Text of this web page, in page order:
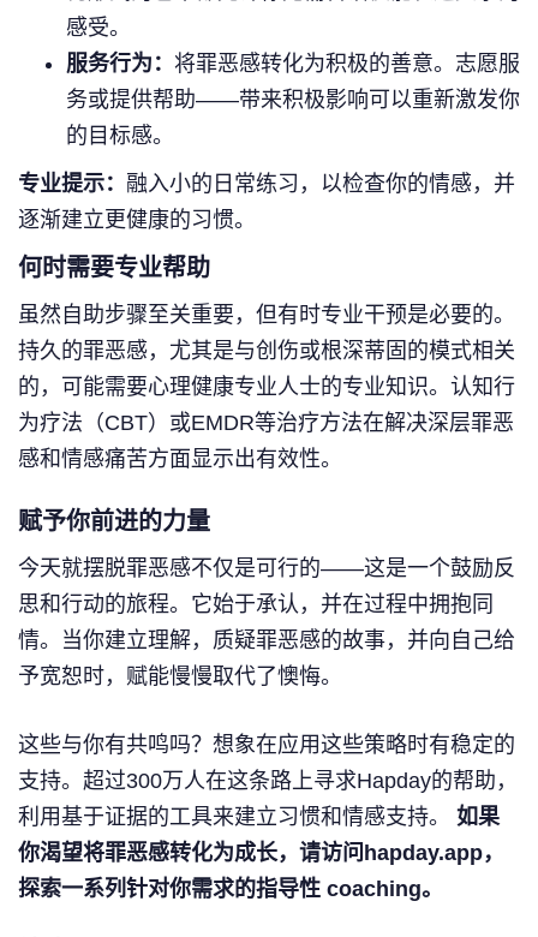
感受。
服务行为： 将罪恶感转化为积极的善意。志愿服
务或提供帮助——带来积极影响可以重新激发你
的目标感。
专业提示： 融入小的日常练习，以检查你的情感，并
逐渐建立更健康的习惯。
何时需要专业帮助
虽然自助步骤至关重要，但有时专业干预是必要的。
持久的罪恶感，尤其是与创伤或根深蒂固的模式相关
的，可能需要心理健康专业人士的专业知识。认知行
为疗法（CBT）或EMDR等治疗方法在解决深层罪恶
感和情感痛苦方面显示出有效性。
赋予你前进的力量
今天就摆脱罪恶感不仅是可行的——这是一个鼓励反
思和行动的旅程。它始于承认，并在过程中拥抱同
情。当你建立理解，质疑罪恶感的故事，并向自己给
予宽恕时，赋能慢慢取代了懊悔。
这些与你有共鸣吗？想象在应用这些策略时有稳定的
支持。超过300万人在这条路上寻求Hapday的帮助，
利用基于证据的工具来建立习惯和情感支持。 如果
你渴望将罪恶感转化为成长，请访问hapday.app，
探索一系列针对你需求的指导性 coaching。